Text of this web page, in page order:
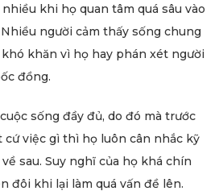
khi họ quan tâm quá sâu vào
người cảm thấy sống chung
khăn vì họ hay phán xét người
đồng.
sống đầy đủ, do đó mà trước
việc gì thì họ luôn cân nhắc kỹ
sau. Suy nghĩ của họ khá chín
đôi khi lại làm quá vấn đề lên.